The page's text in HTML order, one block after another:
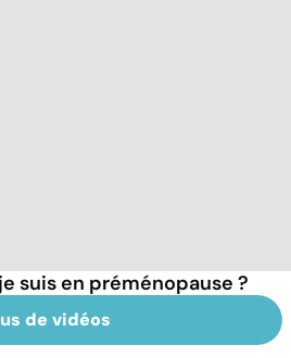
suis en préménopause ?
de vidéos